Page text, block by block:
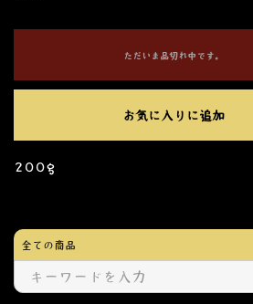
ただいま品切れ中です。
お気に入りに追加
200g